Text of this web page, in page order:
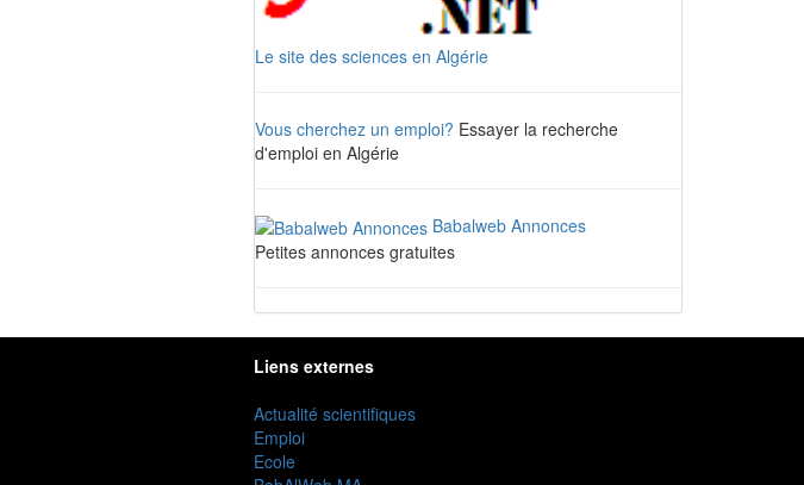
Le site des sciences en Algérie
Vous cherchez un emploi? Essayer la recherche
d'emploi en Algérie
Babalweb Annonces
Petites annonces gratuites
Liens externes
Actualité scientifiques
Emploi
Ecole